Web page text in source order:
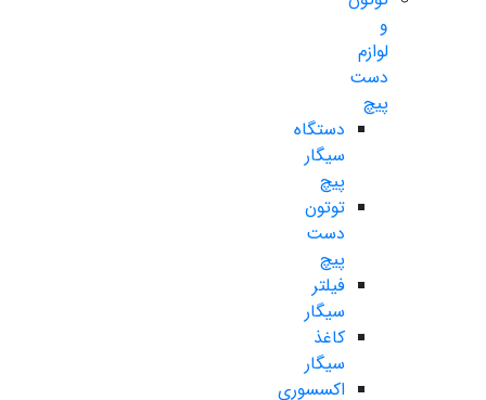
و
لوازم
دست
پیچ
دستگاه
سیگار
پیچ
توتون
دست
پیچ
فیلتر
سیگار
کاغذ
سیگار
اکسسوری